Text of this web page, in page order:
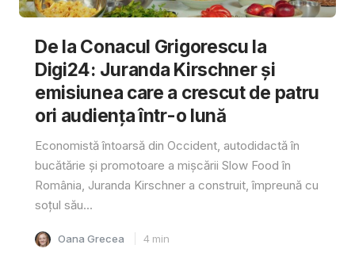
De la Conacul Grigorescu la
Digi24: Juranda Kirschner și
emisiunea care a crescut de patru
ori audiența într-o lună
Economistă întoarsă din Occident, autodidactă în
bucătărie și promotoare a mișcării Slow Food în
România, Juranda Kirschner a construit, împreună cu
soțul său...
Oana Grecea 4 min